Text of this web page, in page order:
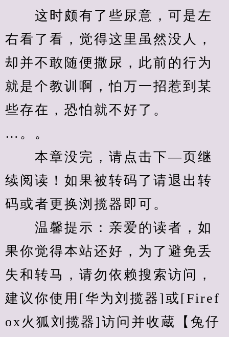
这时颇有了些尿意，可是左
右看了看，觉得这里虽然没人，
却并不敢随便撒尿，此前的行为
就是个教训啊，怕万一招惹到某
些存在，恐怕就不好了。
…。。
本章没完，请点击下—页继
续阅读！如果被转码了请退出转
码或者更换浏揽器即可。
温馨提示：亲爱的读者，如
果你觉得本站还好，为了避免丢
失和转马，请勿依赖搜索访问，
建议你使用[华为刘揽器]或[Firef
ox火狐刘揽器]访问并收蔵【兔仔